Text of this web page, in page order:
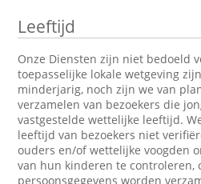
Leeftijd
Onze Diensten zijn niet bedoeld
toepasselijke lokale wetgeving
minderjarig, noch zijn we van
verzamelen van bezoekers die
vastgestelde wettelijke leeftijd.
leeftijd van bezoekers niet
ouders en/of wettelijke voogden
van hun kinderen te controleren,
persoonsgegevens worden